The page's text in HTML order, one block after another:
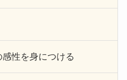
性を身につける